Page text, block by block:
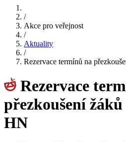
/
Akce pro veřejnost
/
Aktuality
/
Rezervace termínů na
Rezervace
přezkoušení
HN